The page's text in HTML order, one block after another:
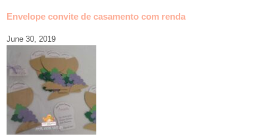
Envelope convite de casamento com renda
June 30, 2019